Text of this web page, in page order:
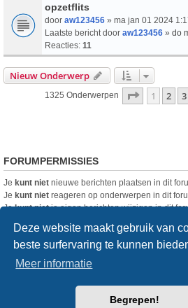
Deze website maakt gebruik van
beste surfervaring te kunnen
Meer informatie
Begrepen!
opzetflits
door aw123456 » ma jan 01 2024
Laatste bericht door aw123456 » do
Reacties: 11
Nieuw Onderwerp
1325 Onderwerpen Pagina
1 2 3
FORUMPERMISSIES
Je kunt niet nieuwe berichten plaatsen in dit
Je kunt niet reageren op onderwerpen in dit
Jekunt nietje eigen berichten wijzigen in dit
Forum
Copyright © Nikon Club Nederland 2023
® Forum Software © phpBB Limited